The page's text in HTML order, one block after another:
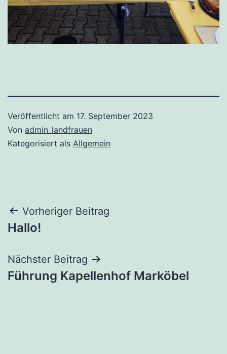
Veröffentlicht am 17. September 2023
Von admin_landfrauen
Kategorisiert als Allgemein
Beitragsnavigation
Vorheriger Beitrag
Hallo!
Nächster Beitrag
Führung Kapellenhof Marköbel